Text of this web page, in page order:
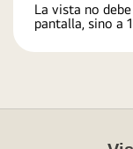
SON LOS
VIDEOJUEGOS